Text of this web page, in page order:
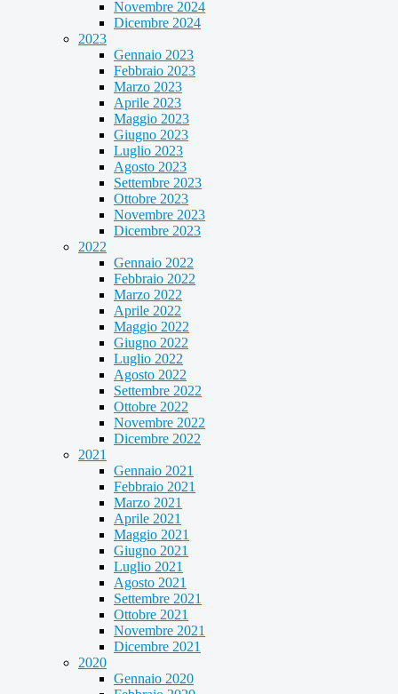
Novembre 2024
Dicembre 2024
2023
Gennaio 2023
Febbraio 2023
Marzo 2023
Aprile 2023
Maggio 2023
Giugno 2023
Luglio 2023
Agosto 2023
Settembre 2023
Ottobre 2023
Novembre 2023
Dicembre 2023
2022
Gennaio 2022
Febbraio 2022
Marzo 2022
Aprile 2022
Maggio 2022
Giugno 2022
Luglio 2022
Agosto 2022
Settembre 2022
Ottobre 2022
Novembre 2022
Dicembre 2022
2021
Gennaio 2021
Febbraio 2021
Marzo 2021
Aprile 2021
Maggio 2021
Giugno 2021
Luglio 2021
Agosto 2021
Settembre 2021
Ottobre 2021
Novembre 2021
Dicembre 2021
2020
Gennaio 2020